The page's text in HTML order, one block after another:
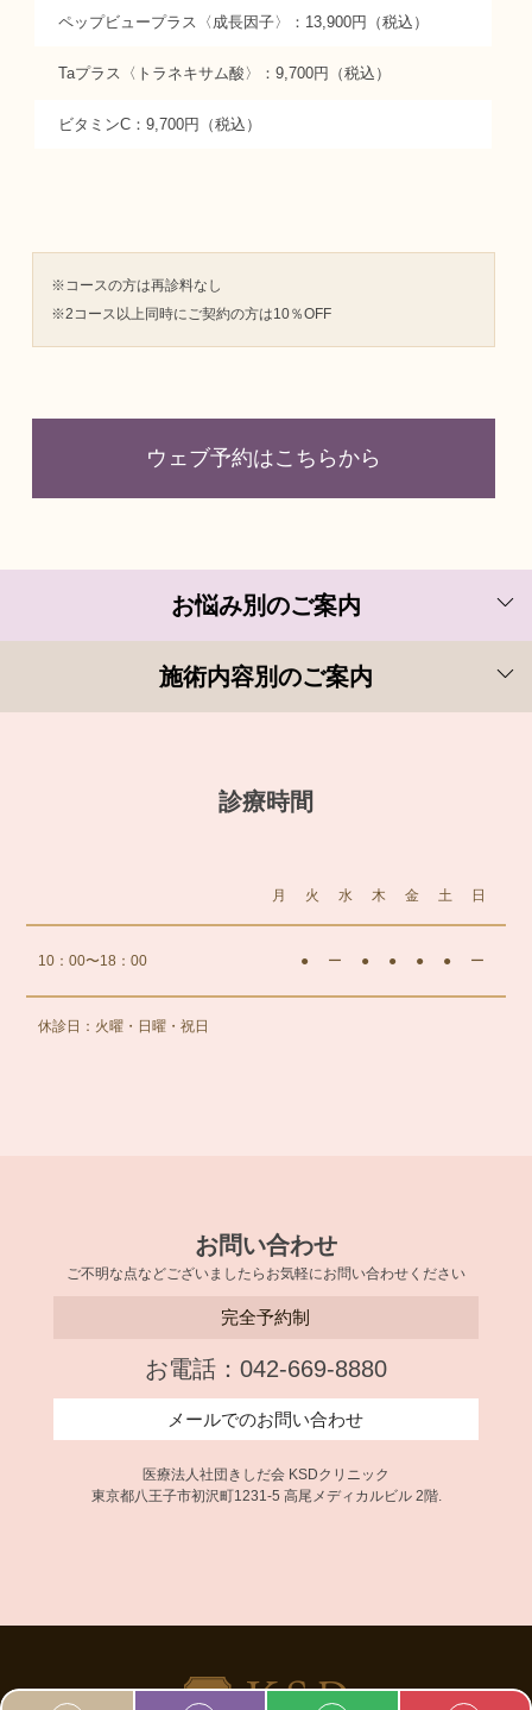
お悩み別のご案内
施術内容別のご案内
ペップビュープラス〈成長因子〉：13,900円（税込）
Taプラス〈トラネキサム酸〉：9,700円（税込）
ビタミンC：9,700円（税込）
※コースの方は再診料なし
※2コース以上同時にご契約の方は10％OFF
ウェブ予約はこちらから
診療時間
月 火 水 木 金 土 日
10：00〜18：00 ● ー ● ● ● ● ー
休診日：火曜・日曜・祝日
お問い合わせ
ご不明な点などございましたらお気軽にお問い合わせください
完全予約制
お電話：042-669-8880
メールでのお問い合わせ
医療法人社団きしだ会 KSDクリニック
東京都八王子市初沢町1231-5 高尾メディカルビル 2階.